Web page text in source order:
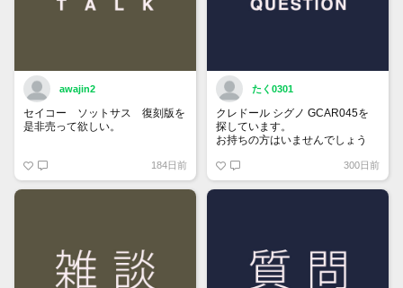
awajin2
セイコー ソットサス 復刻版を
是非売って欲しい。
184日前
たく0301
クレドール シグノ GCAR045を
探しています。
お持ちの方はいませんでしょう
300日前